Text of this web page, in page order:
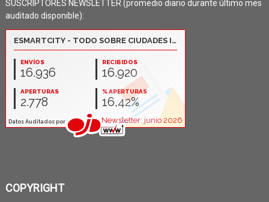
SUSCRIPTORES NEWSLETTER (promedio diario durante último mes
auditado disponible):
COPYRIGHT